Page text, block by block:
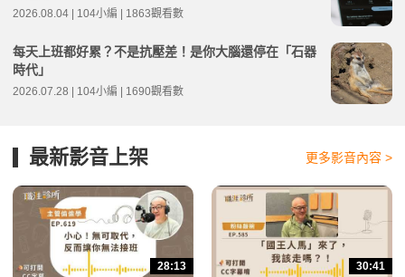
2026.08.04 | 104小編 | 1863觀看數
每天上班都好累？不是抗壓差！是你大腦還停在「石器
時代」
2026.07.28 | 104小編 | 1690觀看數
最新影音上架 更多影音內容 >
28:13 30:41